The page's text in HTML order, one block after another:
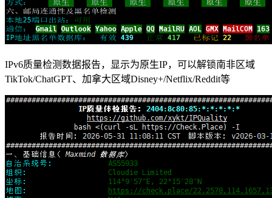
IPv6质量检测数据报告，显示为原生IP，可以解锁南非区域
TikTok/ChatGPT、加拿大区域Disney+/Netflix/Reddit等